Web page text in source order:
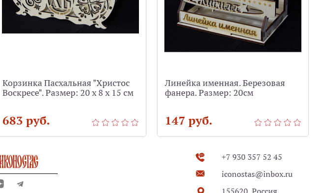
Корзинка Пасхальная "Христос
Воскресе". Размер: 20 х 8 х 15 см
683 руб.
Линейка именная. Березовая
фанера. Размер: 20см
147 руб.
+7 930 357 52 45
iconostas@inbox.ru